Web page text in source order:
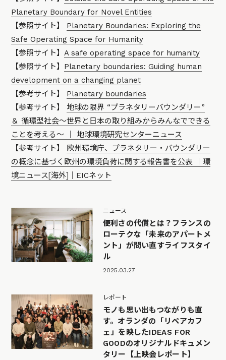
Planetary Boundary for Novel Entities
【参照サイト】 Planetary Boundaries: Exploring the
Safe Operating Space for Humanity
【参照サイト】A safe operating space for humanity
【参照サイト】 Planetary boundaries: Guiding human
development on a changing planet
【参考サイト】 Planetary boundaries
【参考サイト】 地球の限界 “プラネタリーバウンダリー”
＆ 循環型社会～世界と日本の取り組みからみんなでできる
ことを考える～ ｜ 地球環境研究センターニュース
【参考サイト】 欧州環境庁、プラネタリー・バウンダリー
の概念に基づく欧州の環境負荷に関する報告書を公表 ｜環
境ニュース[海外]｜EICネット
ニュース
便利さの代償とは？フランスの
ローテクな「未来のアパートメ
ント」が問い直すライフスタイ
ル
2025.03.27
レポート
モノも思い出もつながりも直
す。オランダの「リペアカフ
ェ」を映したIDEAS FOR
GOODのオリジナルドキュメン
タリー【上映会レポート】